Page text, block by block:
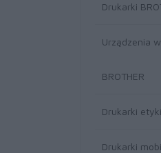
Drukarki
Urządzenia
BROTHER
Drukarki
Drukarki